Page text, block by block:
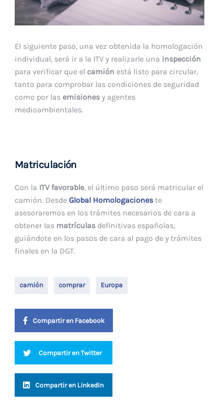
El siguiente paso, una vez obtenida la homologación
individual, será ir a la ITV y realizarle una inspección
para verificar que el camión está listo para circular,
tanto para comprobar las condiciones de seguridad
como por las emisiones y agentes
medioambientales.
Matriculación
Con la ITV favorable, el último paso será matricular el
camión. Desde Global Homologaciones te
asesoraremos en los trámites necesarios de cara a
obtener las matrículas definitivas españolas,
guiándote en los pasos de cara al pago de y trámites
finales en la DGT.
camión comprar Europa
Compartir en Facebook
Compartir en Twitter
Compartir en LinkedIn